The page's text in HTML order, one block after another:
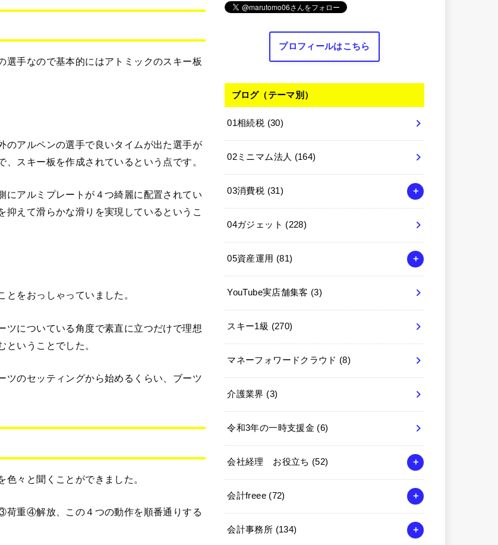
選手なので基本的にはアトミックのスキー板
のアルペンの選手で良いタイムが出た選手が
スキー板を作成されているという点です。
にアルミプレートが４つ綺麗に配置されてい
えて滑らかな滑りを実現しているというこ
をおっしゃっていました。
ツについている角度で素直に立つだけで理想
いうことでした。
ツのセッティングから始めるくらい、ブーツ
々と聞くことができました。
重④解放、この４つの動作を順番通りする
プロフィールはこちら
ブログ（テーマ別）
01相続税 (30)
02ミニマム法人 (164)
03消費税 (31)
04ガジェット (228)
05資産運用 (81)
YouTube実店舗集客 (3)
スキー1級 (270)
マネーフォワードクラウド (8)
介護業界 (3)
令和3年の一時支援金 (6)
会社経理 お役立ち (52)
会計freee (72)
会計事務所 (134)